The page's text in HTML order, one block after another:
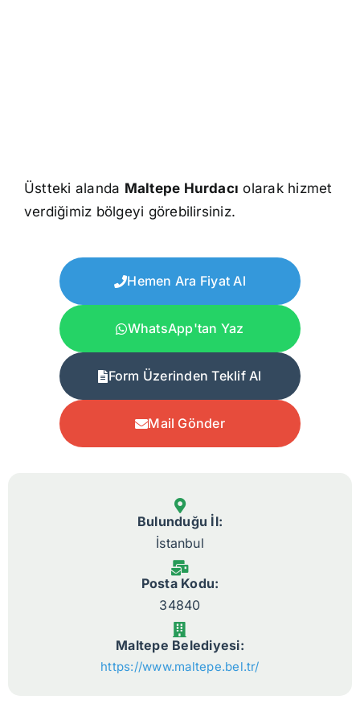
Üstteki alanda Maltepe Hurdacı olarak hizmet
verdiğimiz bölgeyi görebilirsiniz.
Hemen Ara Fiyat Al
WhatsApp'tan Yaz
Form Üzerinden Teklif Al
Mail Gönder
Bulunduğu İl:
İstanbul
Posta Kodu:
34840
Maltepe Belediyesi:
https://www.maltepe.bel.tr/